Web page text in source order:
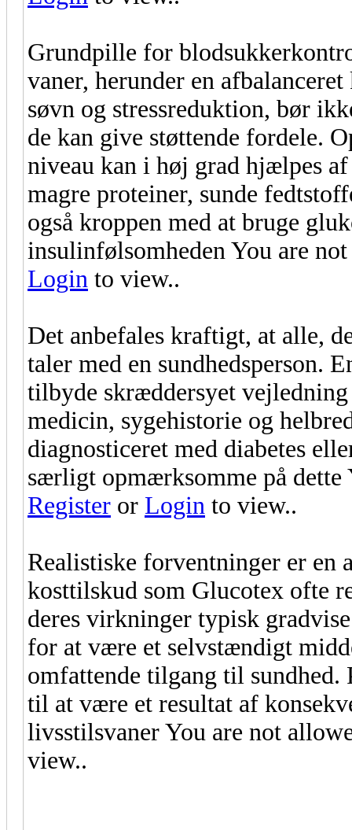
Grundpille for
vaner, herunder en
søvn og stressreduktion, bør
de kan give støttende fordele.
niveau kan i høj grad hjælpes
magre proteiner, sunde
også kroppen med at bruge
insulinfølsomheden You are
Login to view..
Det anbefales kraftigt, at alle,
taler med en sundhedsperson.
tilbyde skræddersyet
medicin, sygehistorie og
diagnosticeret med diabetes
særligt opmærksomme på
Register or Login to view..
Realistiske forventninger er en
kosttilskud som Glucotex ofte
deres virkninger typisk
for at være et selvstændigt
omfattende tilgang til
til at være et resultat af
livsstilsvaner You are not
view..